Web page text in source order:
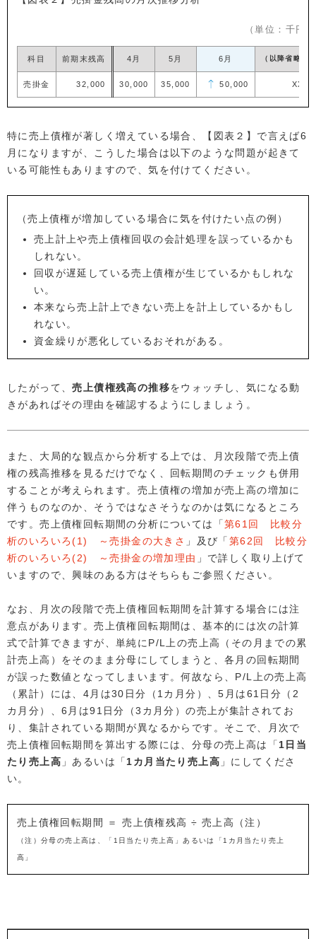
（単位：千円）
科目 前期末残高 4月 5月 6月 （以降省略）
売掛金 32,000 30,000 35,000 50,000 XXX
特に売上債権が著しく増えている場合、【図表２】で言えば6
月になりますが、こうした場合は以下のような問題が起きて
いる可能性もありますので、気を付けてください。
（売上債権が増加している場合に気を付けたい点の例）
売上計上や売上債権回収の会計処理を誤っているかも
しれない。
回収が遅延している売上債権が生じているかもしれな
い。
本来なら売上計上できない売上を計上しているかもし
れない。
資金繰りが悪化しているおそれがある。
したがって、売上債権残高の推移をウォッチし、気になる動
きがあればその理由を確認するようにしましょう。
また、大局的な観点から分析する上では、月次段階で売上債
権の残高推移を見るだけでなく、回転期間のチェックも併用
することが考えられます。売上債権の増加が売上高の増加に
伴うものなのか、そうではなさそうなのかは気になるところ
です。売上債権回転期間の分析については「第61回 比較分
析のいろいろ(1) ～売掛金の大きさ 」及び「 第62回 比較分
析のいろいろ(2) ～売掛金の増加理由 」で詳しく取り上げて
いますので、興味のある方はそちらもご参照ください。
なお、月次の段階で売上債権回転期間を計算する場合には注
意点があります。売上債権回転期間は、基本的には次の計算
式で計算できますが、単純にP/L上の売上高（その月までの累
計売上高）をそのまま分母にしてしまうと、各月の回転期間
が誤った数値となってしまいます。何故なら、P/L上の売上高
（累計）には、4月は30日分（1カ月分）、5月は61日分（2
カ月分）、6月は91日分（3カ月分）の売上が集計されてお
り、集計されている期間が異なるからです。そこで、月次で
売上債権回転期間を算出する際には、分母の売上高は「 1日当
たり売上高 」あるいは「 1カ月当たり売上高 」にしてくださ
い。
売上債権回転期間 ＝ 売上債権残高 ÷ 売上高（注）
（注）分母の売上高は、「1日当たり売上高」あるいは「1カ月当たり売上
高」